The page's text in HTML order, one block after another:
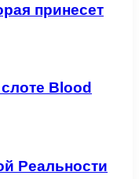
принесет
Blood
Реальности